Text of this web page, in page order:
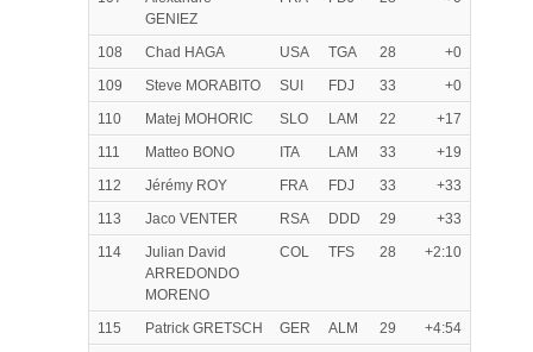
GENIEZ
108 Chad HAGA USA TGA 28
+0
109
Steve MORABITO SUI FDJ 33
+0
110
Matej MOHORIC SLO LAM 22
+17
111
Matteo BONO ITA LAM 33
+19
112
Jérémy ROY FRA FDJ 33
+33
113
Jaco VENTER RSA DDD 29
+33
114
Julian David
ARREDONDO
MORENO
COL TFS 28 +2:10
115 Patrick GRETSCH GER ALM 29
+4:54